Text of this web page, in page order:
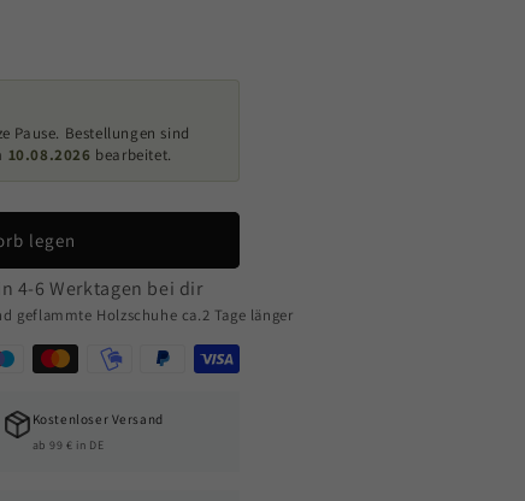
Pause. Bestellungen sind
10.08.2026 bearbeitet.
legen
4-6 Werktagen bei dir
geflammte Holzschuhe ca.2 Tage länger
Kostenloser Versand
ab 99 € in DE